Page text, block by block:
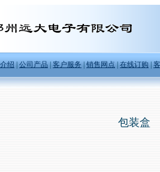
绍|公司产品|客户服务|销售网点|在线订购|
包装盒